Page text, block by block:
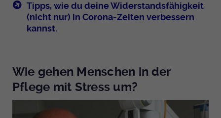
Tipps, wie du deine Widerstandsfähigkeit
(nicht nur) in Corona-Zeiten verbessern
kannst.
Wie gehen Menschen in der
Pflege mit Stress um?